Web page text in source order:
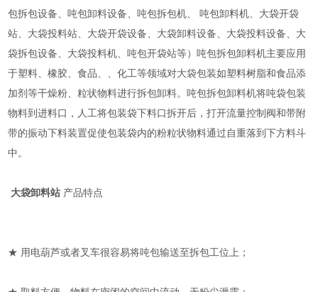
包拆包设备、吨包卸料设备、吨包拆包机、 吨包卸料机、大袋开袋
站、大袋投料站、大袋开袋设备、大袋卸料设备、大袋投料设备、大
袋拆包设备、大袋投料机、吨包开袋站等）吨包拆包卸料机主要应用
于塑料、橡胶、食品、、化工等领域对大袋包装如塑料树脂和食品添
加剂等干燥粉、粒状物料进行拆包卸料。吨包拆包卸料机将吨袋包装
物料到进料口，人工将包装袋下料口拆开后，打开流量控制阀和带附
带的振动下料装置促使包装袋内的粉粒状物料通过自重落到下方料斗
中。
大袋卸料站 产品特点
★ 用电葫芦或者叉车很容易将吨包输送至拆包工位上；